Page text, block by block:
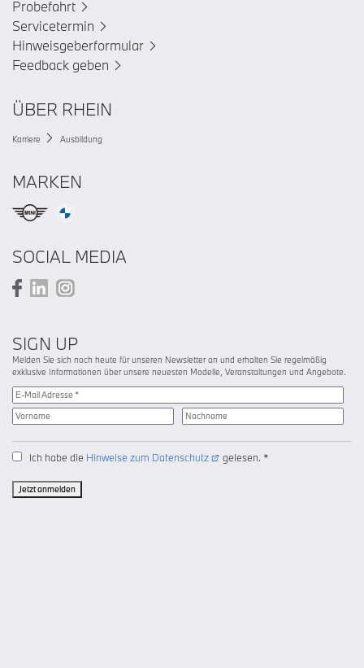
Probefahrt
Servicetermin
Hinweisgeberformular
Feedback geben
ÜBER RHEIN
Karriere Ausbildung
MARKEN
SOCIAL MEDIA
SIGN UP
Melden Sie sich noch heute für unseren Newsletter an und erhalten Sie regelmäßig
exklusive Informationen über unsere neuesten Modelle, Veranstaltungen und Angebote.
Ich habe die Hinweise zum Datenschutz gelesen. *
Jetzt anmelden